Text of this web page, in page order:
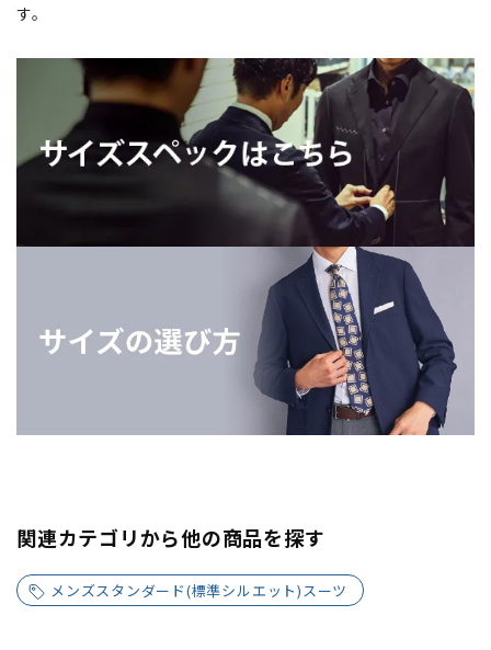
す。
関連カテゴリから他の商品を探す
メンズスタンダード(標準シルエット)スーツ